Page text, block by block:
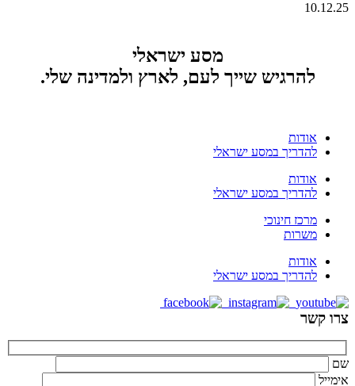
10.12.25
מסע ישראלי
להרגיש שייך לעם, לארץ ולמדינה שלי.
אודות
להדריך במסע ישראלי
אודות
להדריך במסע ישראלי
מרכז חינוכי
משרות
אודות
להדריך במסע ישראלי
צרו קשר
שם
אימייל